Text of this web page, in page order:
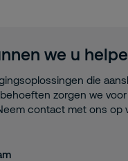
we u
die
zorgen we
contact met ons op